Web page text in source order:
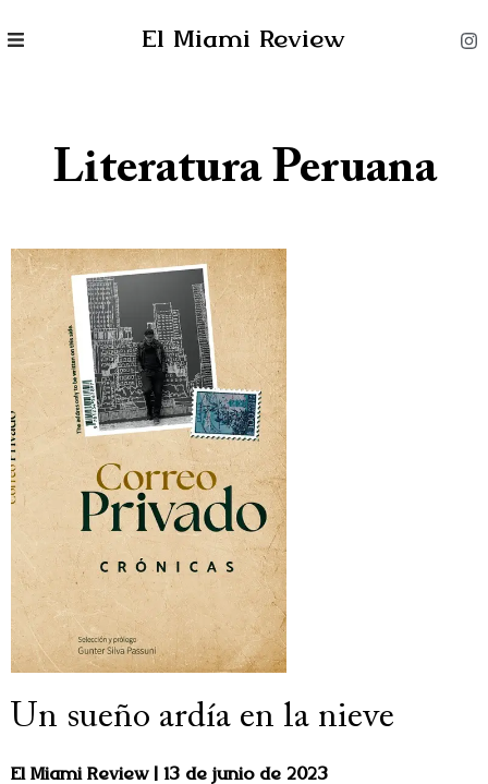
El Miami Review
Literatura Peruana
Un sueño ardía en la nieve
El Miami Review 13 de junio de 2023